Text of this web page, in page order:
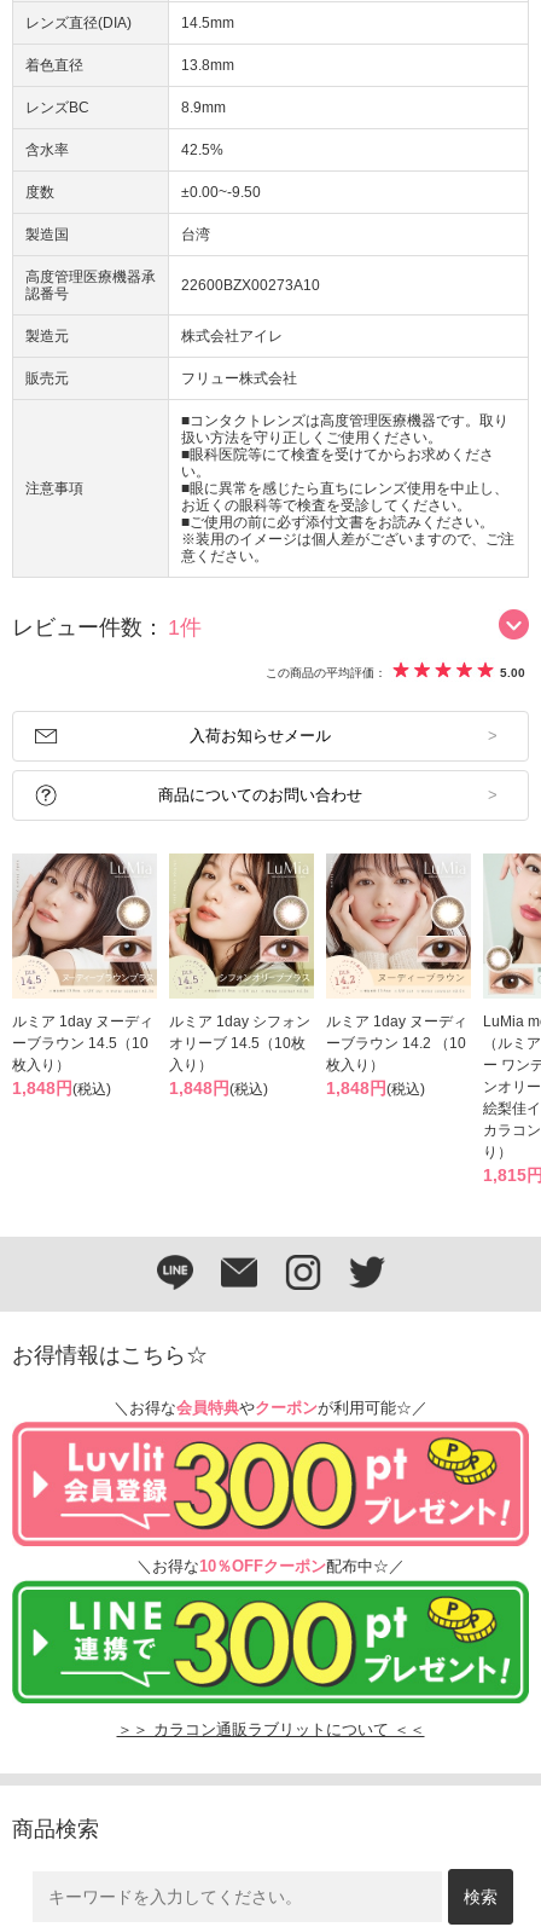
レンズ直径(DIA) 14.5mm
着色直径 13.8mm
レンズBC 8.9mm
含水率 42.5%
度数 ±0.00~-9.50
製造国 台湾
高度管理医療機器承
認番号
22600BZX00273A10
製造元 株式会社アイレ
販売元 フリュー株式会社
注意事項
■コンタクトレンズは高度管理医療機器です。取り
扱い方法を守り正しくご使用ください。
■眼科医院等にて検査を受けてからお求めくださ
い。
■眼に異常を感じたら直ちにレンズ使用を中止し、
お近くの眼科等で検査を受診してください。
■ご使用の前に必ず添付文書をお読みください。
※装用のイメージは個人差がございますので、ご注
意ください。
レビュー件数： 1件
この商品の平均評価： 5.00
入荷お知らせメール
商品についてのお問い合わせ
ルミア 1day ヌーディ
ーブラウン 14.5（10
枚入り）
1,848円(税込)
ルミア 1day シフォン
オリーブ 14.5（10枚
入り）
1,848円(税込)
ルミア 1day ヌーディ
ーブラウン 14.2 （10
枚入り）
1,848円(税込)
LuMia
（ルミ
ー ワン
ンオリ
絵梨佳
カラコ
り）
1,815
お得情報はこちら☆
＼お得な会員特典やクーポンが利用可能☆／
＼お得な10％OFFクーポン配布中☆／
＞＞ カラコン通販ラブリットについて ＜＜
商品検索